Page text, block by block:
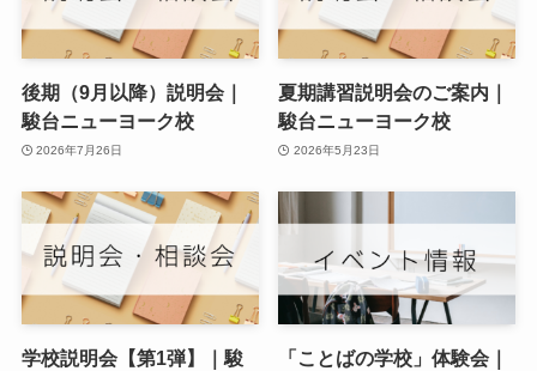
後期（9月以降）説明会｜
駿台ニューヨーク校
2026年7月26日
夏期講習説明会のご案内｜
駿台ニューヨーク校
2026年5月23日
学校説明会【第1弾】｜駿
「ことばの学校」体験会｜